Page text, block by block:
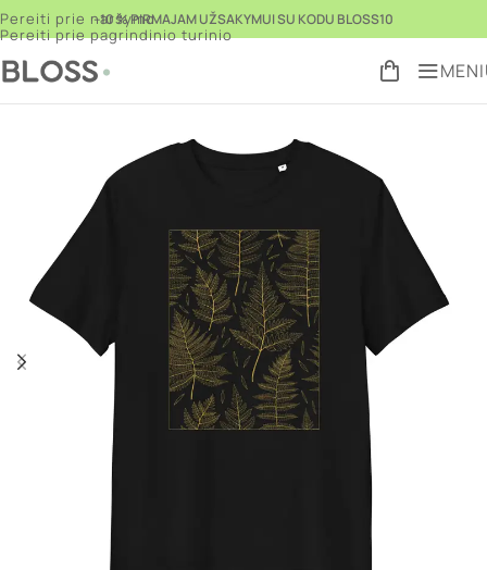
Pereiti prie naršymo
Pereiti prie pagrindinio turinio
–10 % PIRMAJAM UŽSAKYMUI SU KODU BLOSS10
Pradžia/ Parduotuvė Marškinėliai